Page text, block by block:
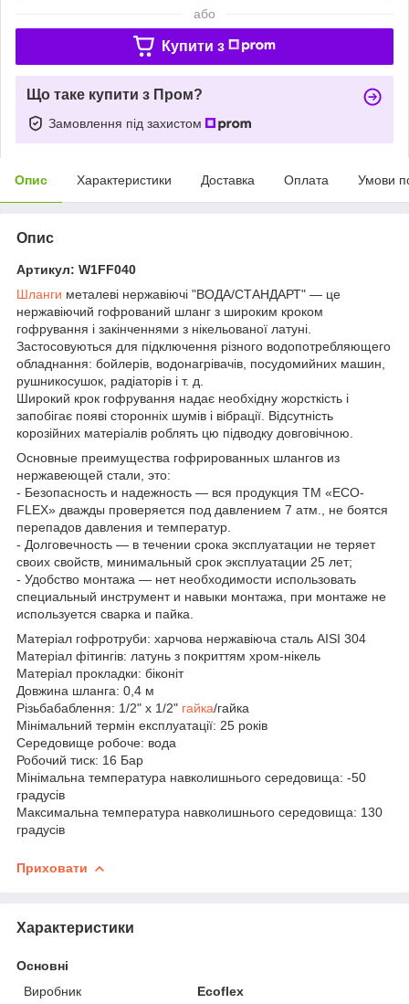
або
Купити з
Що таке купити з Пром?
Замовлення під захистом
Опис Характеристики Доставка Оплата Умови
Опис
Артикул: W1FF040
Шланги металеві нержавіючі "ВОДА/СТАНДАРТ" — це
нержавіючий гофрований шланг з широким кроком
гофрування і закінченнями з нікельованої латуні.
Застосовуються для підключення різного водопотребляющего
обладнання: бойлерів, водонагрівачів, посудомийних машин,
рушникосушок, радіаторів і т. д.
Широкий крок гофрування надає необхідну жорсткість і
запобігає появі сторонніх шумів і вібрації. Відсутність
корозійних матеріалів роблять цю підводку довговічною.
Основные преимущества гофрированных шлангов из
нержавеющей стали, это:
- Безопасность и надежность — вся продукция ТМ «EСO-
FLEX» дважды проверяется под давлением 7 атм., не боятся
перепадов давления и температур.
- Долговечность — в течении срока эксплуатации не теряет
своих свойств, минимальный срок эксплуатации 25 лет;
- Удобство монтажа — нет необходимости использовать
специальный инструмент и навыки монтажа, при монтаже не
используется сварка и пайка.
Матеріал гофротруби: харчова нержавіюча сталь AISI 304
Матеріал фітингів: латунь з покриттям хром-нікель
Матеріал прокладки: біконіт
Довжина шланга: 0,4 м
Різьбабаблення: 1/2" х 1/2" гайка/гайка
Мінімальний термін експлуатації: 25 років
Середовище робоче: вода
Робочий тиск: 16 Бар
Мінімальна температура навколишнього середовища: -50
градусів
Максимальна температура навколишнього середовища: 130
градусів
Приховати
Характеристики
Основні
Виробник
Ecoflex